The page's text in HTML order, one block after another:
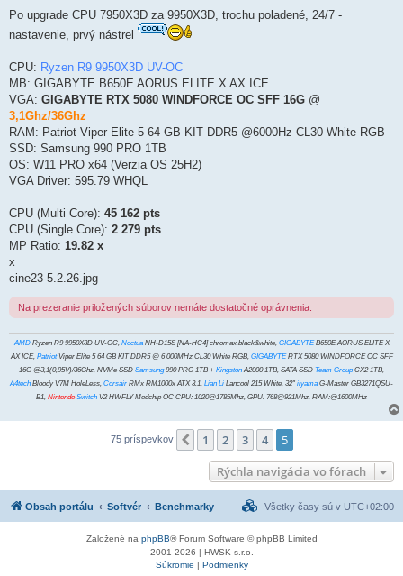
í
p
o
k
Po upgrade CPU 7950X3D za 9950X3D, trochu poladené, 24/7 -
nastavenie, prvý nástrel
CPU: Ryzen R9 9950X3D UV-OC
MB: GIGABYTE B650E AORUS ELITE X AX ICE
VGA: GIGABYTE RTX 5080 WINDFORCE OC SFF 16G @
3,1Ghz/36Ghz
RAM: Patriot Viper Elite 5 64 GB KIT DDR5 @6000Hz CL30 White RGB
SSD: Samsung 990 PRO 1TB
OS: W11 PRO x64 (Verzia OS 25H2)
VGA Driver: 595.79 WHQL
CPU (Multi Core): 45 162 pts
CPU (Single Core): 2 279 pts
MP Ratio: 19.82 x
x
cine23-5.2.26.jpg
Na prezeranie priložených súborov nemáte dostatočné oprávnenia.
AMD Ryzen R9 9950X3D UV-OC, NoctuaNH-D15S [NA-HC4] chromax.black&white, GIGABYTEB650E AORUS ELITE X
AX ICE, PatriotViper Elite 5 64 GB KIT DDR5 @ 6 000MHz CL30 White RGB, GIGABYTERTX 5080 WINDFORCE OC SFF
16G @3,1(0,95V)/36Ghz, NVMe SSD Samsung990 PRO 1TB + KingstonA2000 1TB, SATA SSD Team GroupCX2 1TB,
A4tech Bloody V7M HoleLess, Corsair RMx RM1000x ATX 3.1, Lian Li Lancool 215 White, 32" iiyama G-Master GB3271QSU-
B1, Nintendo Switch V2 HWFLY Modchip OC CPU: 1020@1785Mhz, GPU: 768@921Mhz, RAM:@1600MHz
75 príspevkov Predchádzajúci
1 2 3 4
5
Rýchla navigácia vo fórach
Obsah portálu Softvér Benchmarky Všetky časy sú v UTC+02:00
Založené na phpBB® Forum Software © phpBB Limited
2001-2026 | HWSK s.r.o.
Súkromie
Podmienky